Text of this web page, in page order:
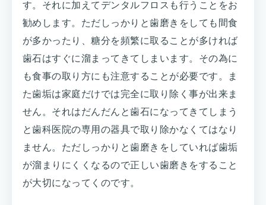
す。それに加えてデンタルフロスも行うことをお
勧めします。ただしっかりと歯磨きをしても間食
が多かったり、糖分を頻繁に取ることが多ければ
歯石はすぐに溜まってきてしまいます。その為に
も食事の取り方にも注意することが必要です。ま
た歯垢は家庭だけでは完全に取り除く事が出来ま
せん。それはだんだんと歯石になってきてしまう
と歯科医院の専用の器具で取り除かなくてはなり
ません。ただしっかりと歯磨きをしていれば歯垢
が溜まりにくくなるので正しい歯磨きをすること
が大切になってくのです。